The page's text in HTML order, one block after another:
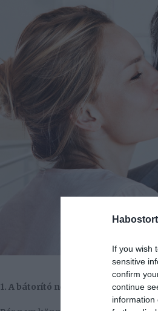
If you wish
sensitive
confirm
continue
information
1. A bátorító nő